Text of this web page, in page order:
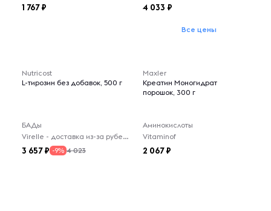
1 767 4 033
Все цены
Nutricost
L-тирозин без добавок, 500 г
БАДы
Virelle - доставка из-за рубежа
3 657 -9% 4 023
Maxler
Креатин Моногидрат
порошок, 300 г
Аминокислоты
Vitaminof
2 067